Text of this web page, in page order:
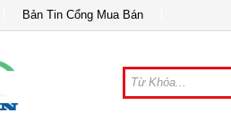
Bản Tin Cổng Mua Bán